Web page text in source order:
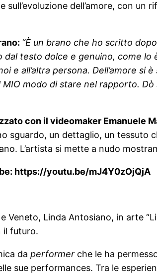
sull’evoluzione dell’amore, con
“È un brano che ho scritto
dal testo dolce e genuino, come lo
e all’altra persona. Dell’amore
MIO modo di stare nel rapporto.
con il videomaker
sguardo, un dettaglio, un tessuto
L’artista si mette a nudo
https://youtu.be/mJ4Y0zOjQjA
Veneto, Linda Antosiano, in arte
il futuro.
da performer che le ha
sue performances. Tra le